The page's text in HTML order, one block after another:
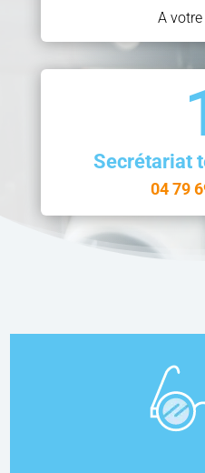
A
Secrétariat
04 79